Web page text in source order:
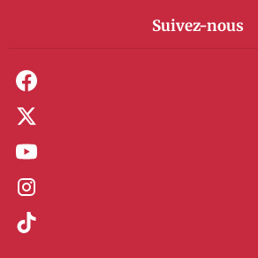
Suivez-nous